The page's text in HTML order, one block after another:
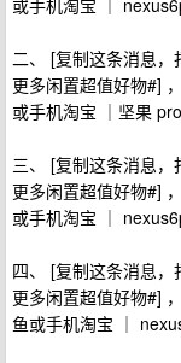
或手机淘宝 ｜
二、 [复制这条消息
更多闲置超值好物#]
或手机淘宝 ｜坚果
三、 [复制这条消息
更多闲置超值好物#]
或手机淘宝 ｜
四、 [复制这条消息
更多闲置超值好物#]
鱼或手机淘宝 ｜